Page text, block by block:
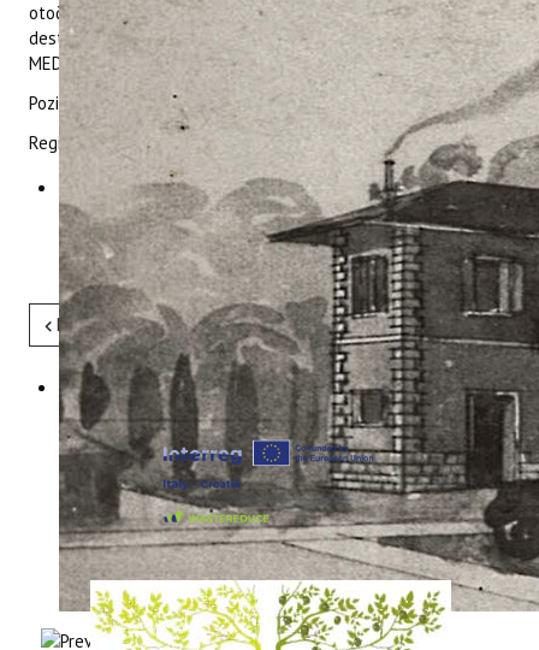
otočna područja, a koje će poslužiti kao inspiracija
destinacijama na Mediteranskim otocima u projektu WINTER
MED u izradi regionalnih akcijskih planova.
Pozivamo Vas da nam se pridružite na radionici.
Registrirati se možeteOVDJE.
Pret Sljedeće